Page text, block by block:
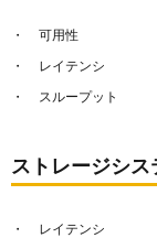
可用性
レイテンシ
スループット
ストレージシス
レイテンシ